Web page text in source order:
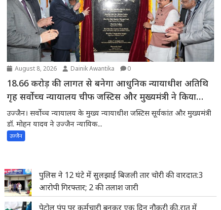
August 8, 2026 Dainik Awantika 0
18.66 करोड़ की लागत से बनेगा आधुनिक न्यायाधीश अतिथि
गृह सर्वोच्च न्यायालय चीफ जस्टिस और मुख्यमंत्री ने किया
भूमिपूजन
उज्जैन। सर्वोच्च न्यायालय के मुख्य न्यायाधीश जस्टिस सूर्यकांत और मुख्यमंत्री
डॉ. मोहन यादव ने उज्जैन न्यायिक...
उज्जैन
पुलिस ने 12 घंटे में सुलझाई बिजली तार चोरी की वारदात:3
आरोपी गिरफ्तार; 2 की तलाश जारी
पेट्रोल पंप पर कर्मचारी बनकर एक दिन नौकरी की,रात में